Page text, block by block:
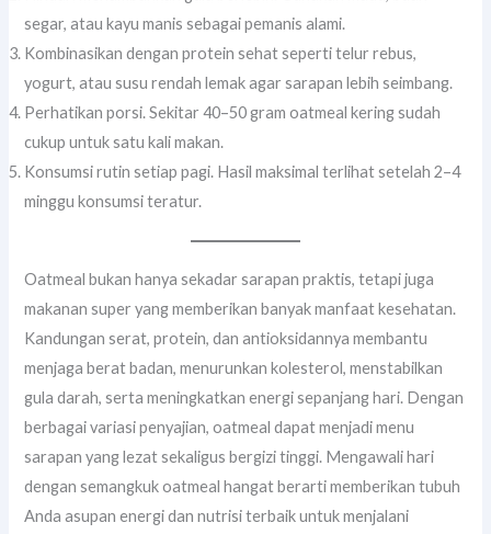
segar, atau kayu manis sebagai pemanis alami.
Kombinasikan dengan protein sehat seperti telur rebus,
yogurt, atau susu rendah lemak agar sarapan lebih seimbang.
Perhatikan porsi. Sekitar 40–50 gram oatmeal kering sudah
cukup untuk satu kali makan.
Konsumsi rutin setiap pagi. Hasil maksimal terlihat setelah 2–4
minggu konsumsi teratur.
Oatmeal bukan hanya sekadar sarapan praktis, tetapi juga
makanan super yang memberikan banyak manfaat kesehatan.
Kandungan serat, protein, dan antioksidannya membantu
menjaga berat badan, menurunkan kolesterol, menstabilkan
gula darah, serta meningkatkan energi sepanjang hari. Dengan
berbagai variasi penyajian, oatmeal dapat menjadi menu
sarapan yang lezat sekaligus bergizi tinggi. Mengawali hari
dengan semangkuk oatmeal hangat berarti memberikan tubuh
Anda asupan energi dan nutrisi terbaik untuk menjalani